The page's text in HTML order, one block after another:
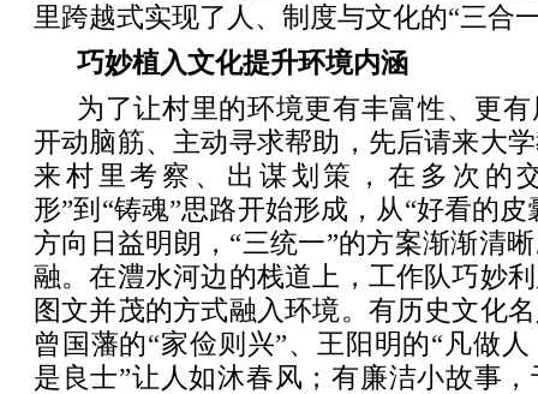
里跨越式实现了人、制度与文化的“三合
巧妙植入文化提升环境内涵
为了让村里的环境更有丰富性、更
开动脑筋、主动寻求帮助，先后请来大
来村里考察、出谋划策，在多次的
形”到“铸魂”思路开始形成，从“好看的皮
方向日益明朗，“三统一”的方案渐渐清
融。在澧水河边的栈道上，工作队巧妙
图文并茂的方式融入环境。有历史文化
曾国藩的“家俭则兴”、王阳明的“凡做
是良士”让人如沐春风；有廉洁小故事